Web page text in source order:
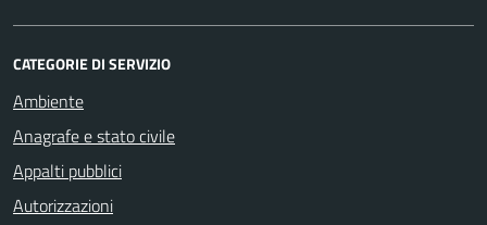
CATEGORIE DI SERVIZIO
Ambiente
Anagrafe e stato civile
Appalti pubblici
Autorizzazioni